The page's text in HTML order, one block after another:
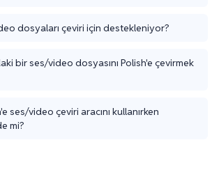
dosyaları çeviri için destekleniyor?
bir ses/video dosyasını Polish'e çevirmek
ses/video çeviri aracını kullanırken
mi?